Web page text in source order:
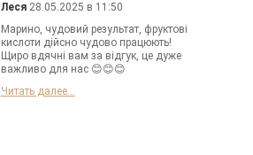
Леся28.05.2025 в 11:50
Марино, чудовий результат, фруктові
кислоти дійсно чудово працюють!
Щиро вдячні вам за відгук, це дуже
важливо для нас 😊😊😊
Читать далее...